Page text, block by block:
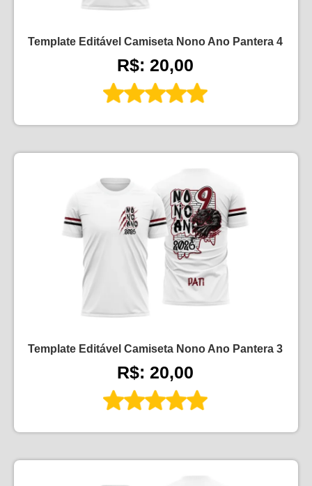
Template Editável Camiseta Nono Ano Pantera 4
R$: 20,00
Template Editável Camiseta Nono Ano Pantera 3
R$: 20,00